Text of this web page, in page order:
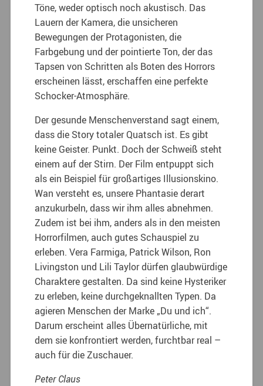
Töne, weder optisch noch akustisch. Das
Lauern der Kamera, die unsicheren
Bewegungen der Protagonisten, die
Farbgebung und der pointierte Ton, der das
Tapsen von Schritten als Boten des Horrors
erscheinen lässt, erschaffen eine perfekte
Schocker-Atmosphäre.
Der gesunde Menschenverstand sagt einem,
dass die Story totaler Quatsch ist. Es gibt
keine Geister. Punkt. Doch der Schweiß steht
einem auf der Stirn. Der Film entpuppt sich
als ein Beispiel für großartiges Illusionskino.
Wan versteht es, unsere Phantasie derart
anzukurbeln, dass wir ihm alles abnehmen.
Zudem ist bei ihm, anders als in den meisten
Horrorfilmen, auch gutes Schauspiel zu
erleben. Vera Farmiga, Patrick Wilson, Ron
Livingston und Lili Taylor dürfen glaubwürdige
Charaktere gestalten. Da sind keine Hysteriker
zu erleben, keine durchgeknallten Typen. Da
agieren Menschen der Marke „Du und ich“.
Darum erscheint alles Übernatürliche, mit
dem sie konfrontiert werden, furchtbar real –
auch für die Zuschauer.
Peter Claus